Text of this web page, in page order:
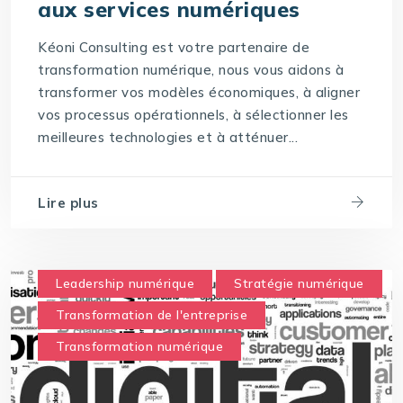
aux services numériques
Kéoni Consulting est votre partenaire de
transformation numérique, nous vous aidons à
transformer vos modèles économiques, à aligner
vos processus opérationnels, à sélectionner les
meilleures technologies et à atténuer...
Lire plus
Leadership numérique
Stratégie numérique
Transformation de l'entreprise
Transformation numérique